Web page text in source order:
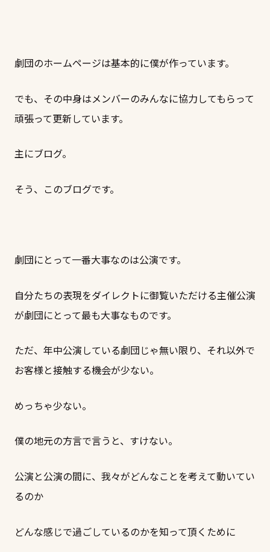
劇団のホームページは基本的に僕が作っています。
でも、その中身はメンバーのみんなに協力してもらって
頑張って更新しています。
主にブログ。
そう、このブログです。
劇団にとって一番大事なのは公演です。
自分たちの表現をダイレクトに御覧いただける主催公演
が劇団にとって最も大事なものです。
ただ、年中公演している劇団じゃ無い限り、それ以外で
お客様と接触する機会が少ない。
めっちゃ少ない。
僕の地元の方言で言うと、すけない。
公演と公演の間に、我々がどんなことを考えて動いてい
るのか
どんな感じで過ごしているのかを知って頂くために